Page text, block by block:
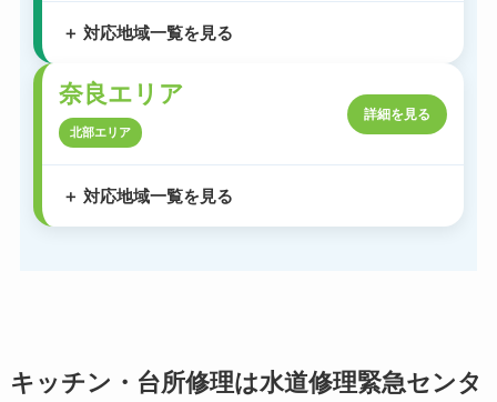
対応地域一覧を見る
奈良エリア
北部エリア
詳細を見る
対応地域一覧を見る
キッチン・台所修理は水道修理緊急センタ